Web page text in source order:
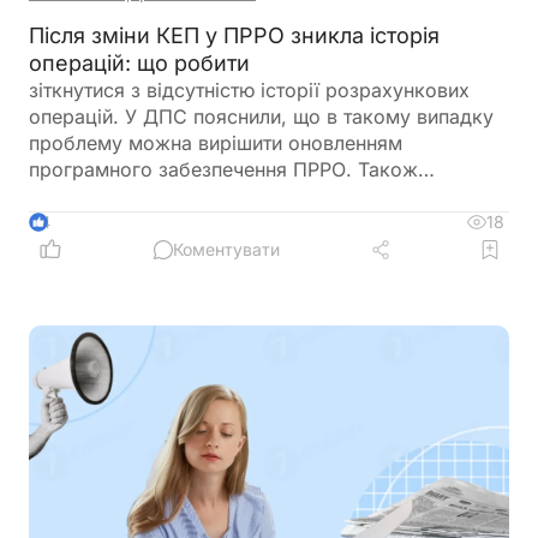
Після зміни КЕП у ПРРО зникла історія
операцій: що робити
зіткнутися з відсутністю історії розрахункових
операцій. У ДПС пояснили, що в такому випадку
проблему можна вирішити оновленням
програмного забезпечення ПРРО. Також
повідомлення за формою J/F1391802 із даними
нового сертифіката відкритого ключа
4
18
Коментувати